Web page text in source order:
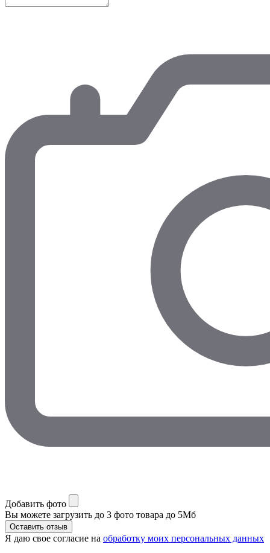
Добавить фото
Вы можете загрузить до 3 фото товара до 5Мб
Я даю свое согласие на обработку моих персональных данных